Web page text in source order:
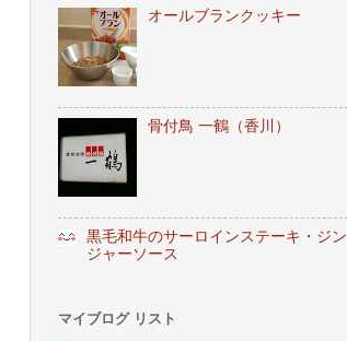
オールブランクッキー
骨付鳥 一鶴（香川）
黒毛和牛のサーロインステーキ・ジン
ジャーソース
マイブログ リスト